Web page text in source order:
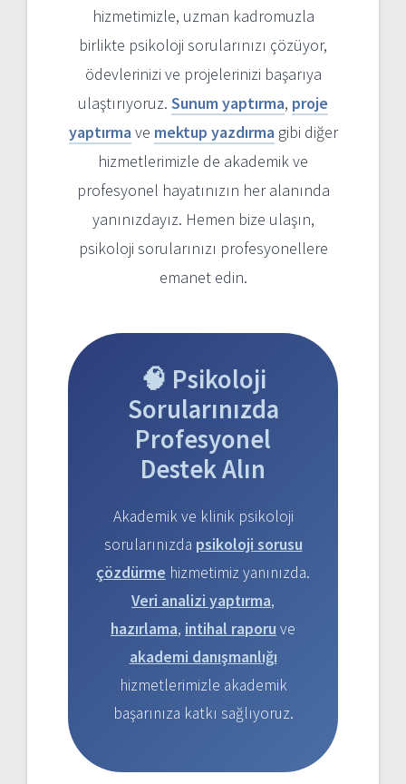
hizmetimizle, uzman kadromuzla
birlikte psikoloji sorularınızı çözüyor,
ödevlerinizi ve projelerinizi başarıya
ulaştırıyoruz. Sunum yaptırma, proje
yaptırma ve mektup yazdırma gibi diğer
hizmetlerimizle de akademik ve
profesyonel hayatınızın her alanında
yanınızdayız. Hemen bize ulaşın,
psikoloji sorularınızı profesyonellere
emanet edin.
🧠 Psikoloji
Sorularınızda
Profesyonel
Destek Alın
Akademik ve klinik psikoloji
sorularınızda psikoloji sorusu
çözdürme hizmetimiz yanınızda.
Veri analizi yaptırma,
hazırlama, intihal raporu ve
akademi danışmanlığı
hizmetlerimizle akademik
başarınıza katkı sağlıyoruz.